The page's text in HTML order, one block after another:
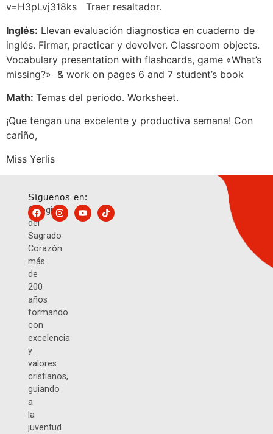
v=H3pLvj318ks Traer resaltador.
Inglés: Llevan evaluación diagnostica en cuaderno de
inglés. Firmar, practicar y devolver. Classroom objects.
Vocabulary presentation with flashcards, game «What’s
missing?» & work on pages 6 and 7 student’s book
Math: Temas del periodo. Worksheet.
¡Que tengan una excelente y productiva semana! Con
cariño,
Miss Yerlis
Colegio
del
Sagrado
Corazón:
más
de
200
años
formando
con
excelencia
y
valores
cristianos,
guiando
a
la
juventud
Síguenos en: